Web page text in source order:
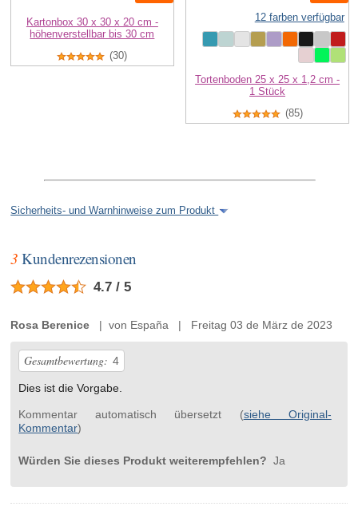
Kartonbox 30 x 30 x 20 cm -
höhenverstellbar bis 30 cm
(30)
12 farben verfügbar
Tortenboden 25 x 25 x 1,2 cm -
1 Stück
(85)
Sicherheits- und Warnhinweise zum Produkt
3 Kundenrezensionen
4.7 / 5
Rosa Berenice | von España | Freitag 03 de März de 2023
Gesamtbewertung: 4
Dies ist die Vorgabe.
Kommentar automatisch übersetzt (siehe Original-
Kommentar)
Würden Sie dieses Produkt weiterempfehlen? Ja